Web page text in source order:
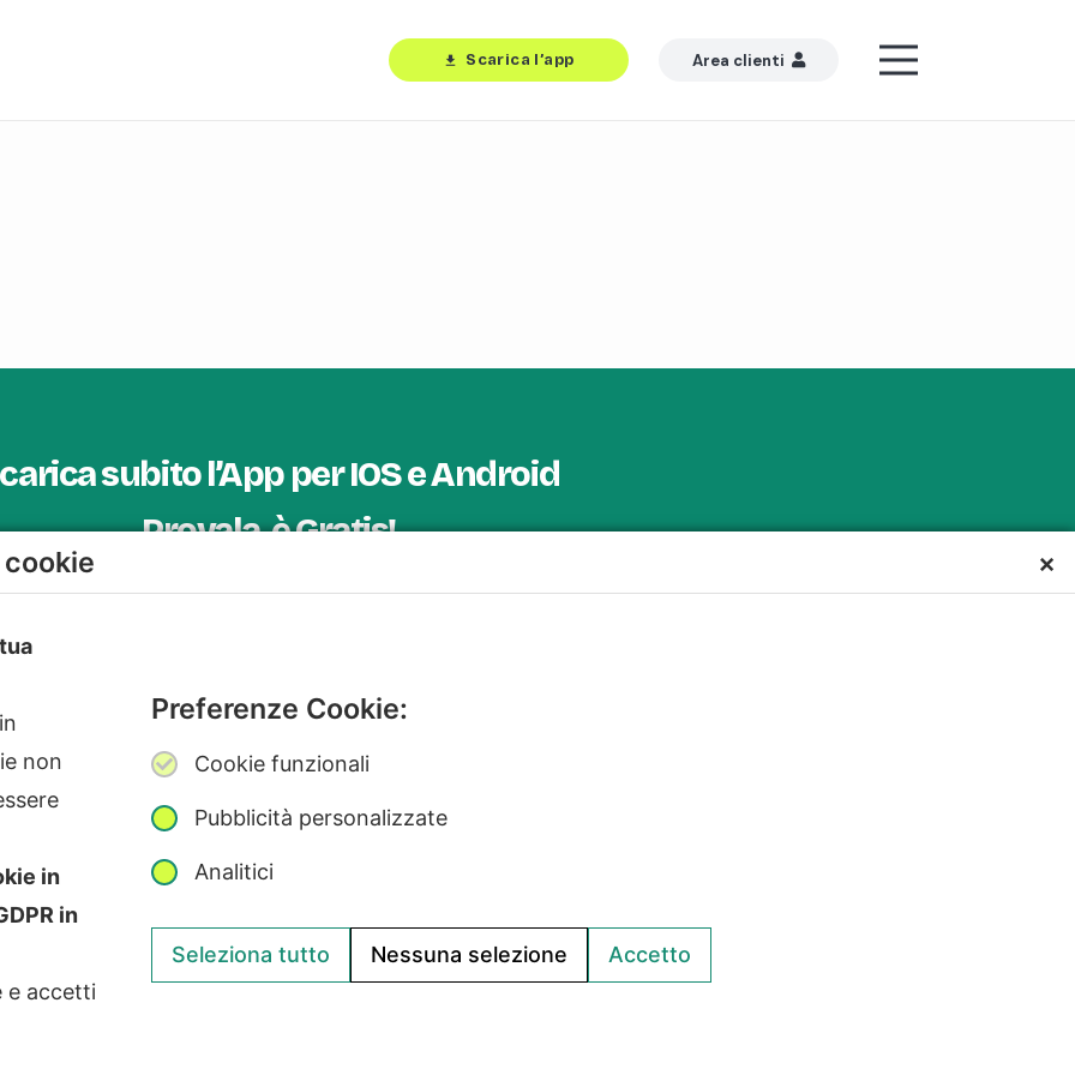
download Scarica l’app Area clienti
subito l’App per IOS e Android
Provala, è Gratis!
©2026
Via di Corticella 205/N, 40128 Bologna – PI 03347871208
×
non
in
in
e accetti
Preferenze Cookie:
Cookie funzionali
Pubblicità personalizzate
Analitici
Seleziona tutto Nessuna selezione Accetto